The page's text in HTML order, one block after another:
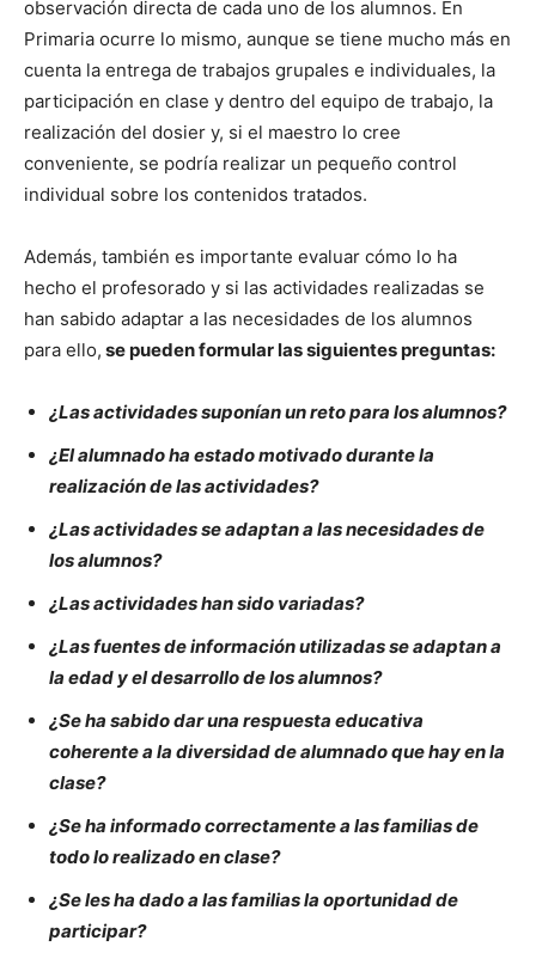
observación directa de cada uno de los alumnos. En
Primaria ocurre lo mismo, aunque se tiene mucho más en
cuenta la entrega de trabajos grupales e individuales, la
participación en clase y dentro del equipo de trabajo, la
realización del dosier y, si el maestro lo cree
conveniente, se podría realizar un pequeño control
individual sobre los contenidos tratados.
Además, también es importante evaluar cómo lo ha
hecho el profesorado y si las actividades realizadas se
han sabido adaptar a las necesidades de los alumnos
para ello, se pueden formular las siguientes preguntas:
¿Las actividades suponían un reto para los alumnos?
¿El alumnado ha estado motivado durante la
realización de las actividades?
¿Las actividades se adaptan a las necesidades de
los alumnos?
¿Las actividades han sido variadas?
¿Las fuentes de información utilizadas se adaptan a
la edad y el desarrollo de los alumnos?
¿Se ha sabido dar una respuesta educativa
coherente a la diversidad de alumnado que hay en la
clase?
¿Se ha informado correctamente a las familias de
todo lo realizado en clase?
¿Se les ha dado a las familias la oportunidad de
participar?